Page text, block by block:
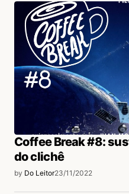
Coffee Break #8:
do clichê
by Do Leitor23/11/2022